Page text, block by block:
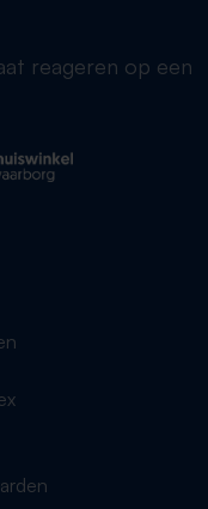
reageren op een